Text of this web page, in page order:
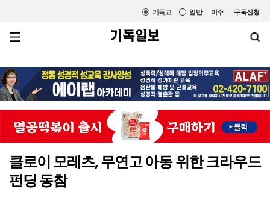
미주 구독신청
일반
기독교
클로이 모레츠, 무연고 아동 위한 크라우드
펀딩 동참